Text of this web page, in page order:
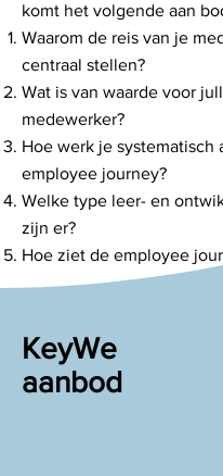
komt het volgende aan
Waarom de reis van je
centraal stellen?
Wat is van waarde voor
medewerker?
Hoe werk je systematisch
employee journey?
Welke type leer- en
zijn er?
Hoe ziet de employee
KeyWe
aanbod